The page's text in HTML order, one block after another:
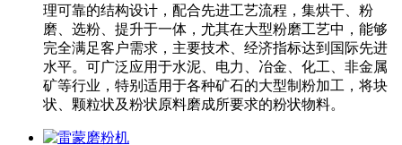
理可靠的结构设计，配合先进工艺流程，集烘干、粉
磨、选粉、提升于一体，尤其在大型粉磨工艺中，能够
完全满足客户需求，主要技术、经济指标达到国际先进
水平。可广泛应用于水泥、电力、冶金、化工、非金属
矿等行业，特别适用于各种矿石的大型制粉加工，将块
状、颗粒状及粉状原料磨成所要求的粉状物料。